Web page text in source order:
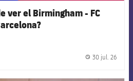
ver el Birmingham - FC
30 jul. 26